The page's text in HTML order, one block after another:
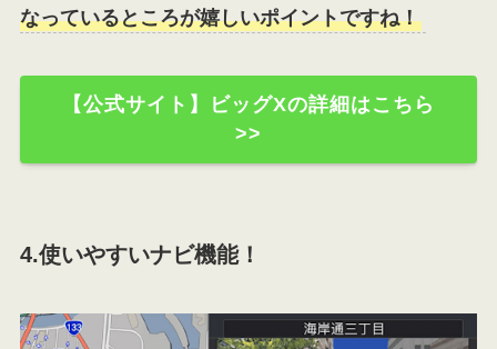
なっているところが嬉しいポイントですね！
【公式サイト】ビッグXの詳細はこちら
>>
4.使いやすいナビ機能！